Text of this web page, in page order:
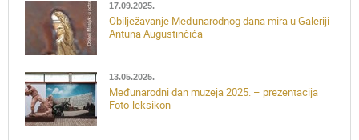
17.09.2025.
Obilježavanje Međunarodnog dana mira u Galeriji
Antuna Augustinčića
13.05.2025.
Međunarodni dan muzeja 2025. – prezentacija
Foto-leksikon